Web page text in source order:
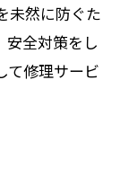
未然に防ぐた
安全対策をし
て修理サービ